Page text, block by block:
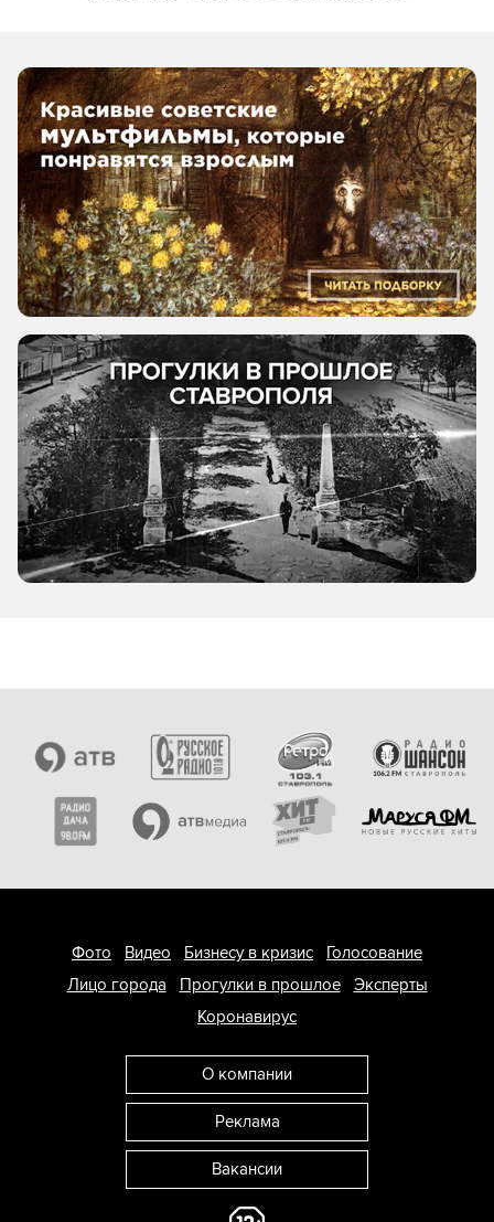
Фото Видео Бизнесу в кризис
Голосование
Лицо города
Прогулки в прошлое
Эксперты
Коронавирус
О компании
Реклама
Вакансии